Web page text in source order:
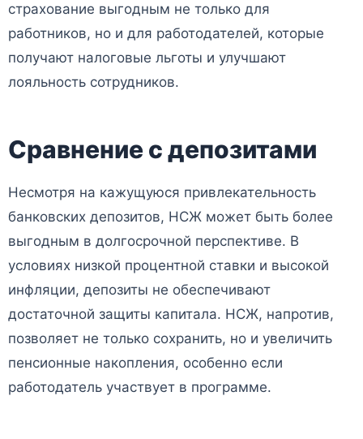
страхование выгодным не только для
работников, но и для работодателей, которые
получают налоговые льготы и улучшают
лояльность сотрудников.
Сравнение с депозитами
Несмотря на кажущуюся привлекательность
банковских депозитов, НСЖ может быть более
выгодным в долгосрочной перспективе. В
условиях низкой процентной ставки и высокой
инфляции, депозиты не обеспечивают
достаточной защиты капитала. НСЖ, напротив,
позволяет не только сохранить, но и увеличить
пенсионные накопления, особенно если
работодатель участвует в программе.